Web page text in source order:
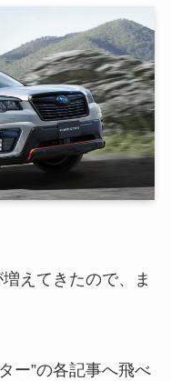
えてきたので、ま
ー”の各記事へ飛べ